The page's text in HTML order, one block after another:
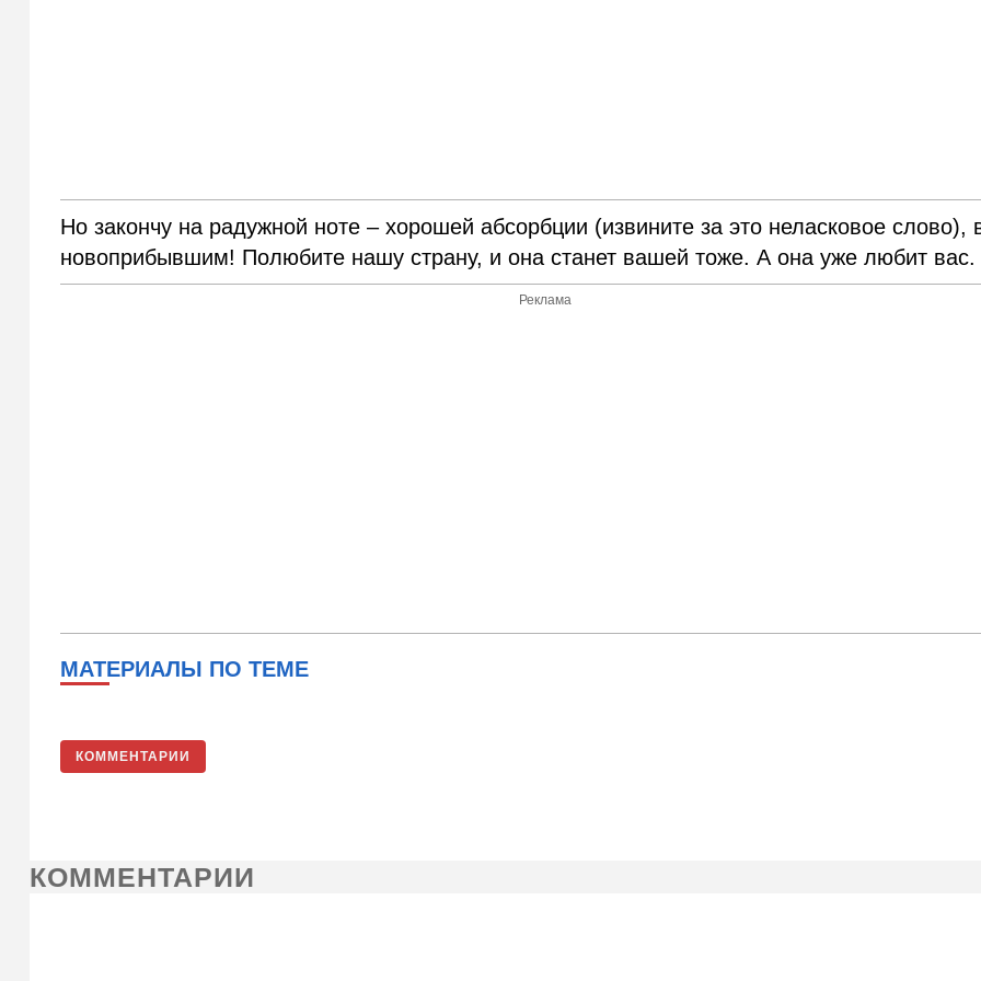
Но закончу на радужной ноте – хорошей абсорбции (извините за это неласковое слово),
новоприбывшим! Полюбите нашу страну, и она станет вашей тоже. А она уже любит вас.
Реклама
МАТЕРИАЛЫ ПО ТЕМЕ
КОММЕНТАРИИ
КОММЕНТАРИИ